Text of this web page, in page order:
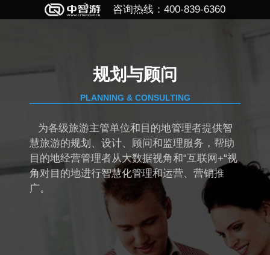
咨询热线：400-839-6360
规划与顾问
PLANNING & CONSULTING
为各级旅游主管单位和目的地管理者提供智
慧旅游的规划、设计、顾问和监理服务，帮助
目的地经营管理者从大数据视角和“互联网+“视
角对目的地进行智慧化管理和运营、营销推
广。